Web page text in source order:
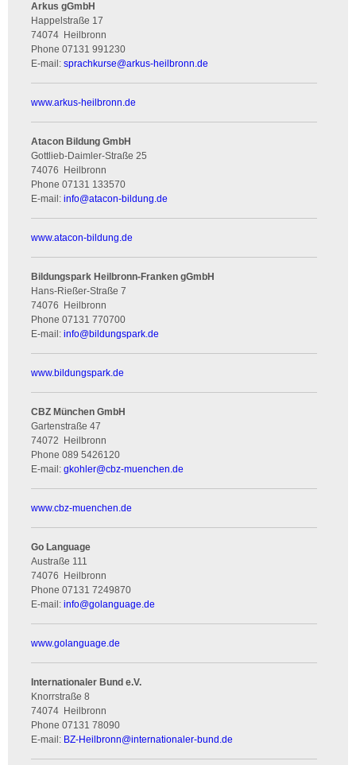
Arkus gGmbH
Happelstraße 17
74074 Heilbronn
Phone 07131 991230
E-mail: sprachkurse@arkus-heilbronn.de
www.arkus-heilbronn.de
Atacon Bildung GmbH
Gottlieb-Daimler-Straße 25
74076
Heilbronn
Phone 07131 133570
E-mail: info@atacon-bildung.de
www.atacon-bildung.de
Bildungspark Heilbronn-Franken gGmbH
Hans-Rießer-Straße 7
74076
Heilbronn
Phone 07131 770700
E-mail: info@bildungspark.de
www.bildungspark.de
CBZ München GmbH
Gartenstraße 47
74072
Heilbronn
Phone 089 5426120
E-mail: gkohler@cbz-muenchen.de
www.cbz-muenchen.de
Go Language
Austraße 111
74076
Heilbronn
Phone 07131 7249870
E-mail: info@golanguage.de
www.golanguage.de
Internationaler Bund e.V.
Knorrstraße 8
74074 Heilbronn
Phone 07131 78090
E-mail: BZ-Heilbronn@internationaler-bund.de